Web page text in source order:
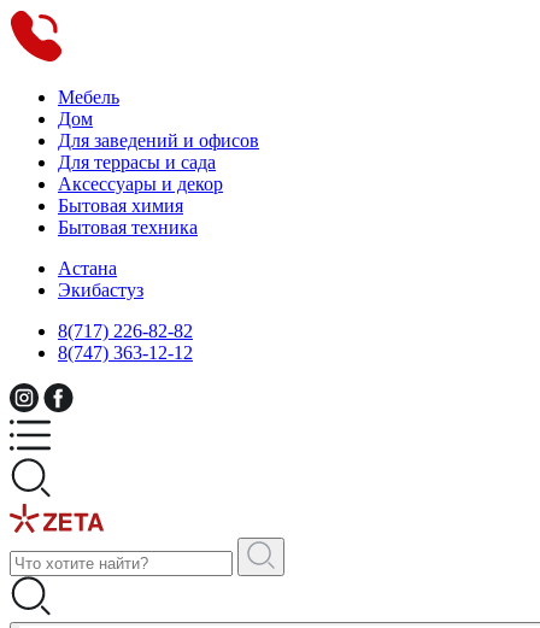
Мебель
Дом
Для заведений и офисов
Для террасы и сада
Аксессуары и декор
Бытовая химия
Бытовая техника
Астана
Экибастуз
8(717) 226-82-82
8(747) 363-12-12